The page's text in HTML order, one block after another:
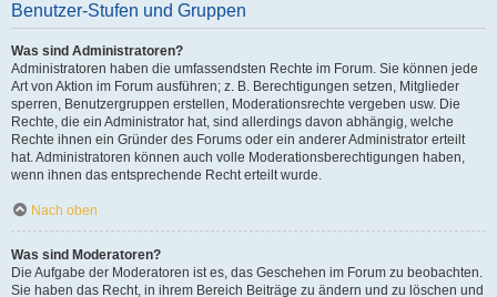
Benutzer-Stufen und Gruppen
Was sind Administratoren?
Administratoren haben die umfassendsten Rechte im Forum. Sie können jede
Art von Aktion im Forum ausführen; z. B. Berechtigungen setzen, Mitglieder
sperren, Benutzergruppen erstellen, Moderationsrechte vergeben usw. Die
Rechte, die ein Administrator hat, sind allerdings davon abhängig, welche
Rechte ihnen ein Gründer des Forums oder ein anderer Administrator erteilt
hat. Administratoren können auch volle Moderationsberechtigungen haben,
wenn ihnen das entsprechende Recht erteilt wurde.
Nach oben
Was sind Moderatoren?
Die Aufgabe der Moderatoren ist es, das Geschehen im Forum zu beobachten.
Sie haben das Recht, in ihrem Bereich Beiträge zu ändern und zu löschen und